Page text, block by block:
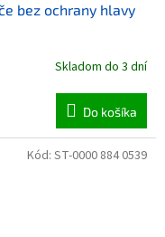
bez ochrany hlavy
Skladom do 3 dní
Do košíka
Kód: ST-0000 884 0539